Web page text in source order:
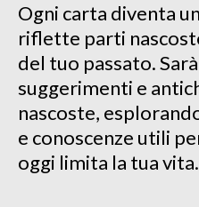
Ogni carta diventa
riflette parti
del tuo passato.
suggerimenti e
nascoste,
e conoscenze utili
oggi limita la tua vita.